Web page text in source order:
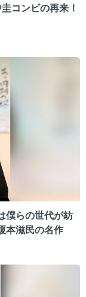
コンビの再来！
僕らの世代が紡
本滋民の名作